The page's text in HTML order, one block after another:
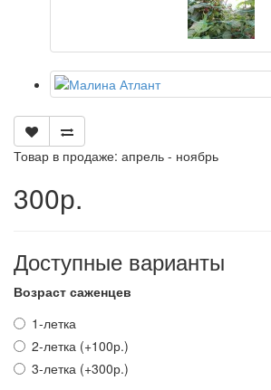
Товар в продаже: апрель - ноябрь
300р.
Доступные варианты
Возраст саженцев
1-летка
2-летка (+100р.)
3-летка (+300р.)